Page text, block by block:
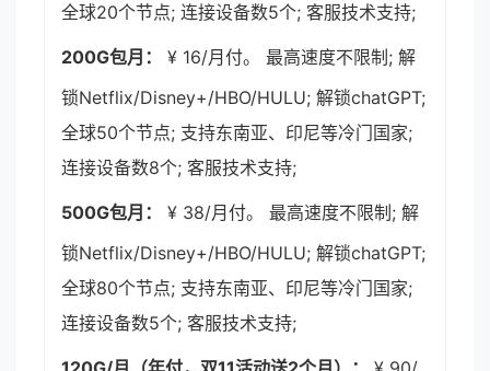
全球20个节点; 连接设备数5个; 客服技术支持;
200G包月：
¥ 16/月付。 最高速度不限制; 解
锁Netflix/Disney+/HBO/HULU; 解锁chatGPT;
全球50个节点; 支持东南亚、印尼等冷门国家;
连接设备数8个; 客服技术支持;
500G包月：
¥ 38/月付。 最高速度不限制; 解
锁Netflix/Disney+/HBO/HULU; 解锁chatGPT;
全球80个节点; 支持东南亚、印尼等冷门国家;
连接设备数5个; 客服技术支持;